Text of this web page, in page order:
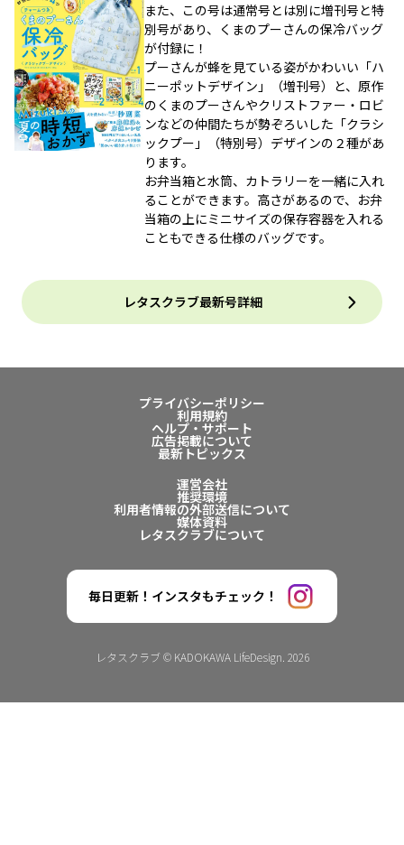
また、この号は通常号とは別に増刊号と特
別号があり、くまのプーさんの保冷バッグ
が付録に！
プーさんが蜂を見ている姿がかわいい「ハ
ニーポットデザイン」（増刊号）と、原作
のくまのプーさんやクリストファー・ロビ
ンなどの仲間たちが勢ぞろいした「クラシ
ックプー」（特別号）デザインの２種があ
ります。
お弁当箱と水筒、カトラリーを一緒に入れ
ることができます。高さがあるので、お弁
当箱の上にミニサイズの保存容器を入れる
こともできる仕様のバッグです。
レタスクラブ最新号詳細
プライバシーポリシー
利用規約
ヘルプ・サポート
広告掲載について
最新トピックス
運営会社
推奨環境
利用者情報の外部送信について
媒体資料
レタスクラブについて
毎日更新！インスタもチェック！
レタスクラブ © KADOKAWA LifeDesign. 2026